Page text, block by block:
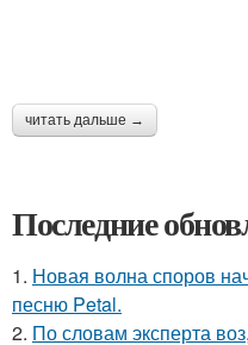
читать дальше →
Последние
1. Новая волна споров
песню Petal.
2. По словам эксперта